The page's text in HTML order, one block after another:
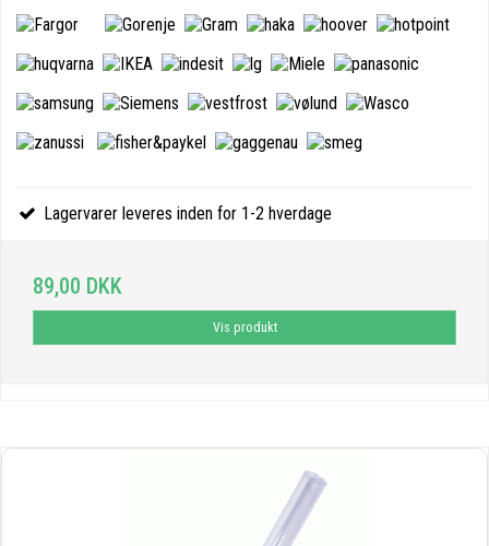
Lagervarer leveres inden for 1-2 hverdage
89,00 DKK
Vis produkt